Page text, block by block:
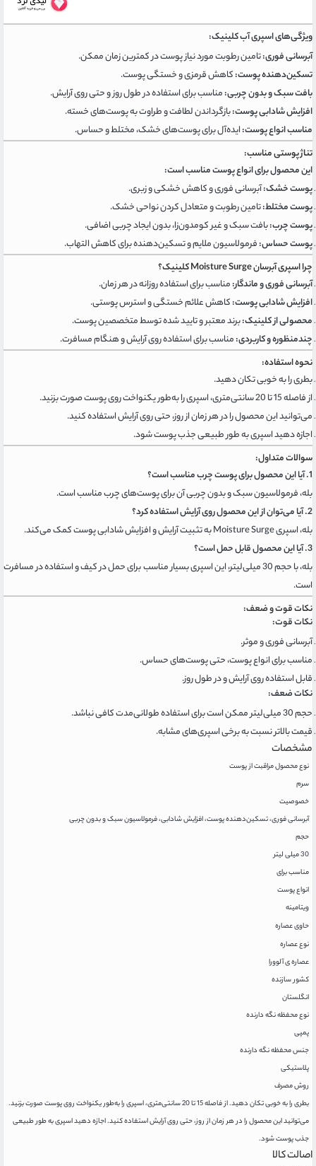
ویژگی‌های اسپری آب کلینیک:
آبرسانی فوری:تامین رطوبت مورد نیاز پوست در کمترین زمان ممکن.
تسکین‌دهنده پوست:کاهش قرمزی و خستگی پوست.
بافت سبک و بدون چربی:مناسب برای استفاده در طول روز و حتی روی آرایش.
افزایش شادابی پوست:بازگرداندن لطافت و طراوت به پوست‌های خسته.
مناسب انواع پوست:ایده‌آل برای پوست‌های خشک، مختلط و حساس.
تناژ پوستی مناسب:
این محصول برای انواع پوست مناسب است:
پوست خشک:آبرسانی فوری و کاهش خشکی و زبری.
پوست مختلط:تامین رطوبت و متعادل کردن نواحی خشک.
پوست چرب:بافت سبک و غیر کومدون‌زا، بدون ایجاد چربی اضافی.
پوست حساس:فرمولاسیون ملایم و تسکین‌دهنده برای کاهش التهاب.
چرا اسپری آبرسان Moisture Surge کلینیک؟
آبرسانی فوری و ماندگار:مناسب برای استفاده روزانه در هر زمان.
افزایش شادابی پوست:کاهش علائم خستگی و استرس پوستی.
محصولی از کلینیک:برند معتبر و تایید شده توسط متخصصین پوست.
چندمنظوره و کاربردی:مناسب برای استفاده روی آرایش و هنگام مسافرت.
نحوه استفاده:
بطری را به خوبی تکان دهید.
از فاصله 15 تا 20 سانتی‌متری، اسپری را به‌طور یکنواخت روی پوست صورت بزنید.
می‌توانید این محصول را در هر زمان از روز، حتی روی آرایش استفاده کنید.
اجازه دهید اسپری به طور طبیعی جذب پوست شود.
سوالات متداول:
1. آیا این محصول برای پوست چرب مناسب است؟
بله، فرمولاسیون سبک و بدون چربی آن برای پوست‌های چرب مناسب است.
2. آیا می‌توان از این محصول روی آرایش استفاده کرد؟
بله، اسپری Moisture Surge به تثبیت آرایش و افزایش شادابی پوست کمک می‌کند.
3. آیا این محصول قابل حمل است؟
بله، با حجم 30 میلی‌لیتر، این اسپری بسیار مناسب برای حمل در کیف و استفاده در مسافرت
است.
نکات قوت و ضعف:
نکات قوت:
آبرسانی فوری و موثر.
مناسب برای انواع پوست، حتی پوست‌های حساس.
قابل استفاده روی آرایش و در طول روز.
نکات ضعف:
حجم 30 میلی‌لیتر ممکن است برای استفاده طولانی‌مدت کافی نباشد.
قیمت بالاتر نسبت به برخی اسپری‌های مشابه.
مشخصات
نوع محصول مراقبت از پوست
سرم
خصوصیت
آبرسانی فوری، تسکین‌دهنده پوست، افزایش شادابی، فرمولاسیون سبک و بدون چربی
حجم
30 میلی لیتر
مناسب برای
انواع پوست
ویتامینه
حاوی عصاره
نوع عصاره
عصاره ی آلوورا
کشور سازنده
انگلستان
نوع محفظه نگه دارنده
پمپی
جنس محفظه نگه دارنده
پلاستیکی
روش مصرف
بطری را به خوبی تکان دهید. از فاصله 15 تا 20 سانتی‌متری، اسپری را به‌طور یکنواخت روی پوست صورت بزنید.
می‌توانید این محصول را در هر زمان از روز، حتی روی آرایش استفاده کنید. اجازه دهید اسپری به طور طبیعی
جذب پوست شود.
اصالت کالا